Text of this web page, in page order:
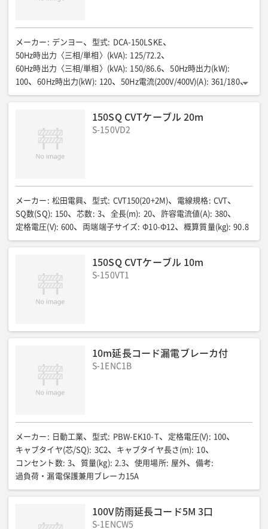
メーカー : デンヨー 型式: DCA-150LSKE
50Hz時出力〈三相/単相〉(kVA): 125/72.2
60Hz時出力〈三相/単相〉(kVA): 150/86.6 50Hz時出力(kW):
100
60Hz時出力(kW): 120 50Hz電流(200V/400V)(A): 361/180
60Hz時電流(200V/400V)(A): 394/197 燃料/タンク容量(L):
60Hz時燃料消費量75%負荷(L/h): 30.7 全長(mm): 3250
全幅(mm): 1150 全高(mm): 1650
低騒音型
150SQ CVTケーブル 20m
S-150VD2
メーカー : 松田電興 型式: CVT150(20+2M) 電線規格: CVT
SQ数(SQ): 150 芯数: 3 全長(m): 20 許容電流値(A): 380
定格電圧(V): 600 両端端子サイズ: Φ10-Φ12 概算質量(kg): 90.8
150SQ CVTケーブル 10m
S-150VT1
10m延長コード漏電ブレーカ付
S-1ENC1B
メーカー : 日動工業 型式: PBW-EK10-T 定格電圧(V): 100
キャブタイヤ(芯/SQ): 3C2 キャブタイヤ長さ(m): 10
コンセント数: 3 質量(kg): 2.3 使用場所: 屋外 備考:
過負荷・漏電保護兼用ブレーカ15A
100V防雨延長コード5M 3口
S-1ENCW5